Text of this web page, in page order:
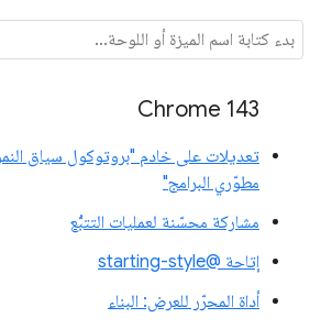
Chrome 143
تعديلات على خادم "بروتوكول سياق
مطوّري البرامج"
مشاركة محسّنة لعمليات التتبُّع
إتاحة @starting-style
أداة المحرّر للعرض: البناء